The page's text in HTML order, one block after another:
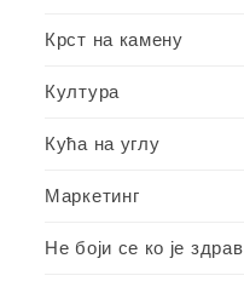
Крст на камену
Култура
Кућа на углу
Маркетинг
Не боји се ко је здрав